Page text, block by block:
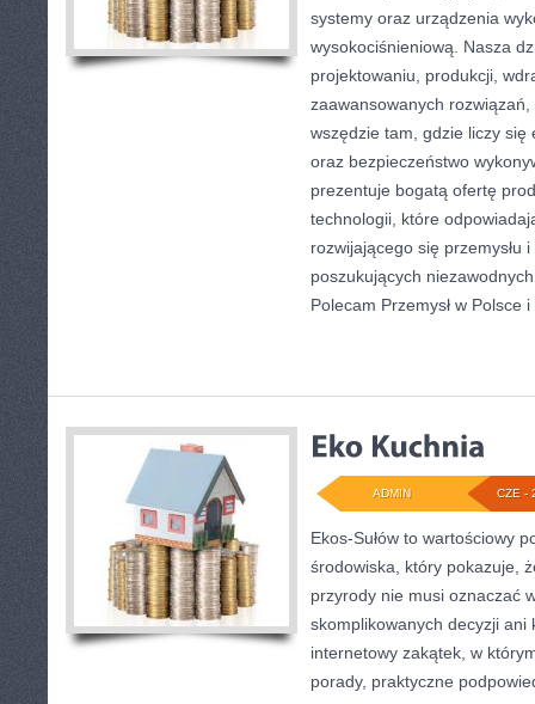
systemy oraz urządzenia
wysokociśnieniową. Nasza
projektowaniu, produkcji,
zaawansowanych
wszędzie tam, gdzie liczy się
oraz bezpieczeństwo
prezentuje bogatą ofertę
technologii, które
rozwijającego się przemysłu
poszukujących
Polecam Przemysł w Polsce i
CZE -
ADMIN
Ekos-Sułów to wartościowy
środowiska, który pokazuje,
przyrody nie musi oznaczać
skomplikowanych decyzji ani
internetowy zakątek, w
porady, praktyczne